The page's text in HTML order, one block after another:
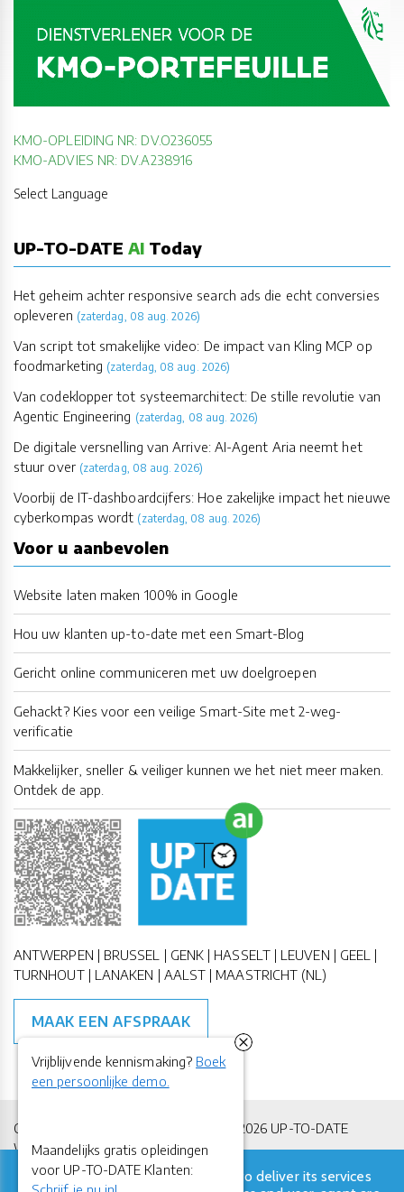
KMO-OPLEIDING NR: DV.O236055
KMO-ADVIES NR: DV.A238916
Select Language
UP-TO-DATE AI Today
Het geheim achter responsive search ads die echt conversies
opleveren (zaterdag, 08 aug. 2026)
Van script tot smakelijke video: De impact van Kling MCP op
foodmarketing (zaterdag, 08 aug. 2026)
Van codeklopper tot systeemarchitect: De stille revolutie van
Agentic Engineering (zaterdag, 08 aug. 2026)
De digitale versnelling van Arrive: AI-Agent Aria neemt het
stuur over (zaterdag, 08 aug. 2026)
Voorbij de IT-dashboardcijfers: Hoe zakelijke impact het nieuwe
cyberkompas wordt (zaterdag, 08 aug. 2026)
Voor u aanbevolen
Website laten maken 100% in Google
Hou uw klanten up-to-date met een Smart-Blog
Gericht online communiceren met uw doelgroepen
Gehackt? Kies voor een veilige Smart-Site met 2-weg-
verificatie
Makkelijker, sneller & veiliger kunnen we het niet meer maken.
Ontdek de app.
ANTWERPEN | BRUSSEL | GENK | HASSELT | LEUVEN | GEEL |
TURNHOUT | LANAKEN | AALST | MAASTRICHT (NL)
MAAK EEN AFSPRAAK
Copyright All Rights Reserved © 2011-2026 UP-TO-DATE
WebDesign
Privacy & Cookies
Locations Algemene Voorwaarden
This site uses cookies from Google to deliver its services
Vrijblijvende kennismaking? Boek
een persoonlijke demo.
Maandelijks gratis opleidingen
voor UP-TO-DATE Klanten: